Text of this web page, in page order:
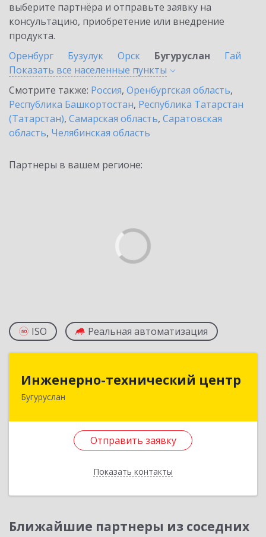
выберите партнёра и отправьте заявку на
консультацию, приобретение или внедрение
продукта.
Оренбург
Бузулук Орск Бугуруслан
Гай
Показать все населенные пункты
Смотрите также: Россия, Оренбургская область,
Республика Башкортостан, Республика Татарстан
(Татарстан), Самарская область, Саратовская
область, Челябинская область
Партнеры в вашем регионе:
ISO Реальная автоматизация
Инженерно-технический центр
Бугуруслан
Отправить заявку
Показать контакты
Инженерно-технический центр
461633, Оренбургская обл, Бугуруслан г,
Отправить заявку
Назад
Ближайшие партнеры из соседних